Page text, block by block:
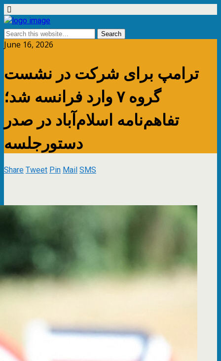
June 16, 2026
ترامپ برای شرکت در نشست
گروه ۷ وارد فرانسه شد؛
تفاهم‌نامه اسلام‌آباد در صدر
دستورجلسه
ShareTweetPinMailSMS